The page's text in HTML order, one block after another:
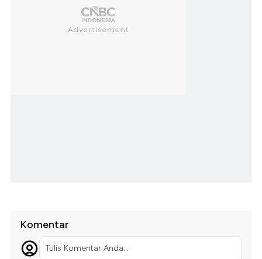
Komentar
Tulis Komentar Anda...